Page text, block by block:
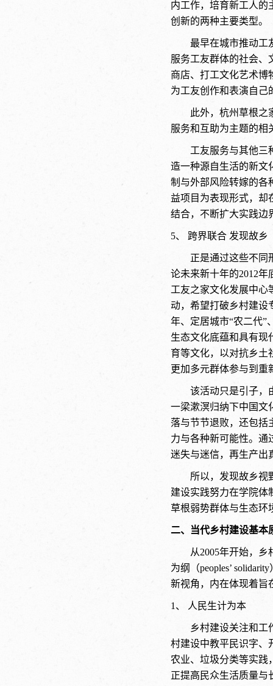
内工作，培育新工人的
创新的两种主要类型。
最早在城市推动工
服务工友群体的社会、
商店、打工文化艺术博
为工友创作和表演自己
此外，杭州草根之
服务和互助为主题的相
工友服务与其他三
造一种源自生活的新文
制与外部风险转嫁的各
益项目为表现形式，却
结合，不断扩大实践边
5、 跨界联合 发现故乡
正是通过这些不同
论未来新十年的2012
工友之家文化发展中心
动，希望打破乡村建设
年、定居城市“农二代”
生态文化底蕴和具有现
育等文化，以对抗乡土
更加多元群体参与到重
该活动只是引子，
一梁漱溟归纳下中国文
落与节节退败，还包括
力与各种新可能性。通
迷失与迷信，再生产出
所以，发现故乡视
建设实践努力在学院体
草根弱势群体与生态环
二、当代乡村建设基本
从2005年开始，乡
为纲（peoples’
新视角，内在体现着旨
1、 人民生计为本
乡村建设关注和工
村建设中教平民识字、
农业、垃圾分类等实践
正提高民众生活质量与